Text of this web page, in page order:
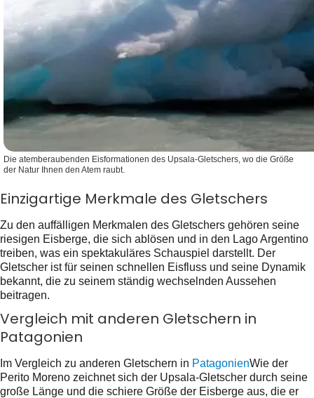
Die atemberaubenden Eisformationen des Upsala-Gletschers, wo die Größe
der Natur Ihnen den Atem raubt.
Einzigartige Merkmale des Gletschers
Zu den auffälligen Merkmalen des Gletschers gehören seine
riesigen Eisberge, die sich ablösen und in den Lago Argentino
treiben, was ein spektakuläres Schauspiel darstellt. Der
Gletscher ist für seinen schnellen Eisfluss und seine Dynamik
bekannt, die zu seinem ständig wechselnden Aussehen
beitragen.
Vergleich mit anderen Gletschern in
Patagonien
Im Vergleich zu anderen Gletschern in PatagonienWie der
Perito Moreno zeichnet sich der Upsala-Gletscher durch seine
große Länge und die schiere Größe der Eisberge aus, die er